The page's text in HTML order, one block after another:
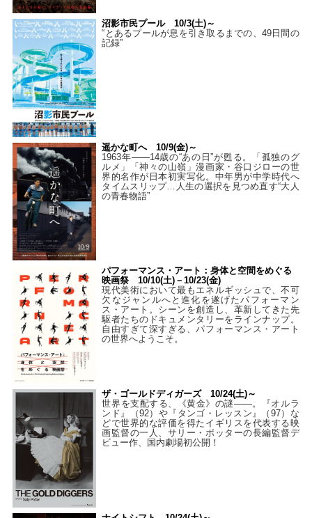
沼影市民プール 10/3(土)～
“とあるプールが息を引き取るまでの、49日間の
記録”
遥かな町へ 10/9(金)～
1963年――14歳の“あの日”が甦る。「孤独のグ
ルメ」「神々の山嶺」漫画家・谷口ジローの世
界的名作が日本初実写化。中年男が中学時代へ
タイムスリップ…人生の選択を見つめ直す“大人
の青春物語”
パフォーマンス・アート：身体と空間をめぐる
映画祭 10/10(土)－10/23(金)
現代美術において最もエネルギッシュで、不可
欠なジャンルへと進化を遂げたパフォーマン
ス・アート。シーンを創造し、革新してきた先
駆者たちのドキュメンタリーをラインナップ。
自由すぎて深すぎる、パフォーマンス・アート
の世界へようこそ。
ザ・ゴールドディガーズ 10/24(土)～
世界を支配する、《黄金》の謎――。『オルラ
ンド』（92）や『タンゴ・レッスン』（97）な
どで世界的な評価を得たイギリスを代表する映
画監督の一人、サリー・ポッターの長編監督デ
ビュー作、国内劇場初公開！